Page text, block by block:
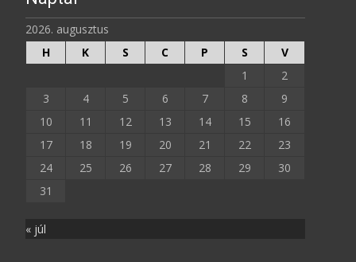
2026. augusztus
H
K S C P S
V
1
2
3
4 5 6 7 8
9
10
11 12 13 14 15
16
17
18 19 20 21 22
23
24
25 26 27 28 29
30
31
« júl